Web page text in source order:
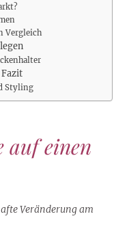
Vergleich
Styling
auf einen
Veränderung am